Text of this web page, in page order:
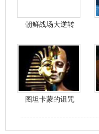
朝鲜战场大逆转
图坦卡蒙的诅咒